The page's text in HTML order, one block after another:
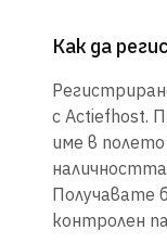
Как да
с Actiefhost.
име в
Получавате
контролен